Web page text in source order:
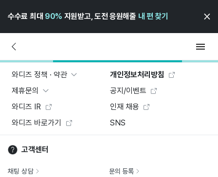
수수료 최대 90% 지원받고, 도전 응원해줄 내 편 찾기
와디즈 정책 · 약관
개인정보처리방침
제휴문의
공지/이벤트
와디즈 IR
인재 채용
와디즈 바로가기
SNS
고객센터
채팅 상담 문의 등록